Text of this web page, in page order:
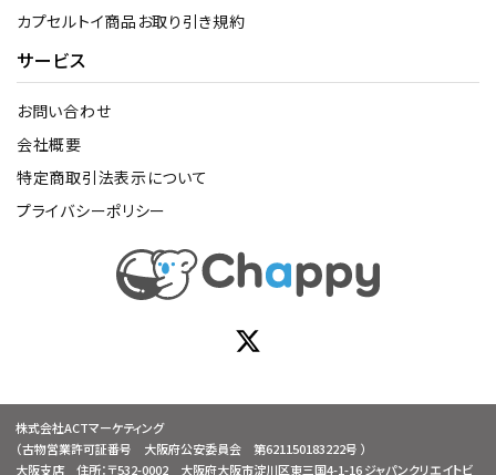
カプセルトイ商品お取り引き規約
サービス
お問い合わせ
会社概要
特定商取引法表示について
プライバシーポリシー
株式会社ACTマーケティング
（古物営業許可証番号 大阪府公安委員会 第621150183222号 ）
大阪支店 住所：〒532-0002 大阪府大阪市淀川区東三国4-1-16 ジャパンクリエイトビ